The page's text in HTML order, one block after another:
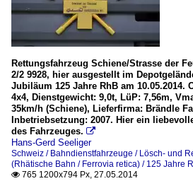
Rettungsfahrzeug Schiene/Strasse der
2/2 9928, hier ausgestellt im
Jubiläum 125 Jahre RhB am 10.05.2014.
4x4, Dienstgewicht: 9,0t, LüP: 7,56m,
35km/h (Schiene), Lieferfirma: Brändle
Inbetriebsetzung: 2007. Hier ein
des Fahrzeuges. 
Hans-Gerd Seeliger
Schweiz / Bahndienstfahrzeuge / Lösch- und
(Rhätische Bahn / Ferrovia retica) / 125 Jahre
 765 1200x794 Px, 27.05.2014